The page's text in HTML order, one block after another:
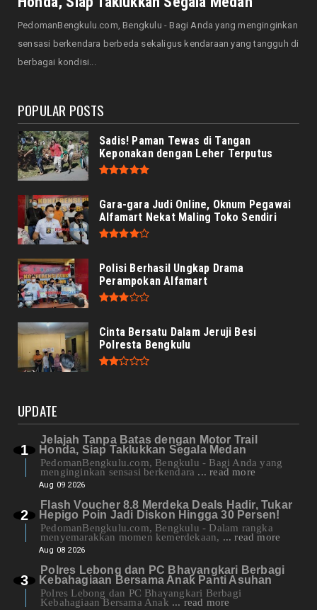
August 07, 2026
Honda CUV e: Motor Listrik Canggih, Penuh
PedomanBengkulu.com, Bengkulu - Bagi Anda yang menginginkan
sensasi berkendara berbeda sekaligus kendaraan yang tangguh di
berbagai kondisi...
POPULAR POSTS
Sadis! Paman Tewas di Tangan
Keponakan dengan Leher Terputus
Gara-gara Judi Online, Oknum Pegawai
Alfamart Nekat Maling Toko Sendiri
Polisi Berhasil Ungkap Drama
Perampokan Alfamart
Cinta Bersatu Dalam Jeruji Besi
Polresta Bengkulu
UPDATE
Jelajah Tanpa Batas dengan Motor Trail
Honda, Siap Taklukkan Segala Medan
PedomanBengkulu.com, Bengkulu - Bagi Anda yang
menginginkan sensasi berkendara ... read more
Aug 09 2026
Flash Voucher 8.8 Merdeka Deals Hadir, Tukar
Hepigo Poin Jadi Diskon Hingga 30 Persen!
PedomanBengkulu.com, Bengkulu - Dalam rangka
menyemarakkan momen kemerdekaan, ... read more
Aug 08 2026
Polres Lebong dan PC Bhayangkari Berbagi
Kebahagiaan Bersama Anak Panti Asuhan
Polres Lebong dan PC Bhayangkari Berbagi
Kebahagiaan Bersama Anak ... read more